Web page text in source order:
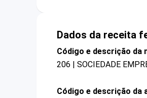
Dados da receita
Código e descrição da
206 | SOCIEDADE
Código e descrição da